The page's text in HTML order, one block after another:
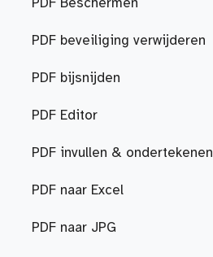
PDF Beschermen
PDF beveiliging verwijderen
PDF bijsnijden
PDF Editor
PDF invullen & ondertekenen
PDF naar Excel
PDF naar JPG